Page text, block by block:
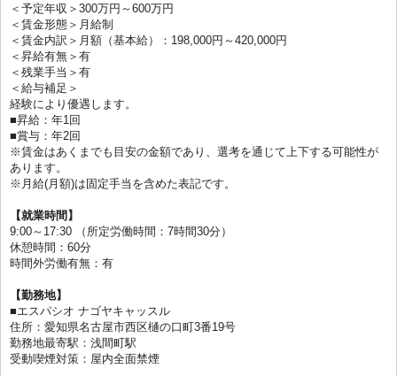
＜予定年収＞300万円～600万円
＜賃金形態＞月給制
＜賃金内訳＞月額（基本給）：198,000円～420,000円
＜昇給有無＞有
＜残業手当＞有
＜給与補足＞
経験により優遇します。
■昇給：年1回
■賞与：年2回
※賃金はあくまでも目安の金額であり、選考を通じて上下する可能性が
あります。
※月給(月額)は固定手当を含めた表記です。
【就業時間】
9:00～17:30 （所定労働時間：7時間30分）
休憩時間：60分
時間外労働有無：有
【勤務地】
■エスパシオ ナゴヤキャッスル
住所：愛知県名古屋市西区樋の口町3番19号
勤務地最寄駅：浅間町駅
受動喫煙対策：屋内全面禁煙